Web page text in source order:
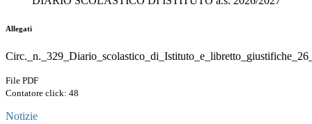
Allegati
File PDF
Contatore click: 48
Notizie